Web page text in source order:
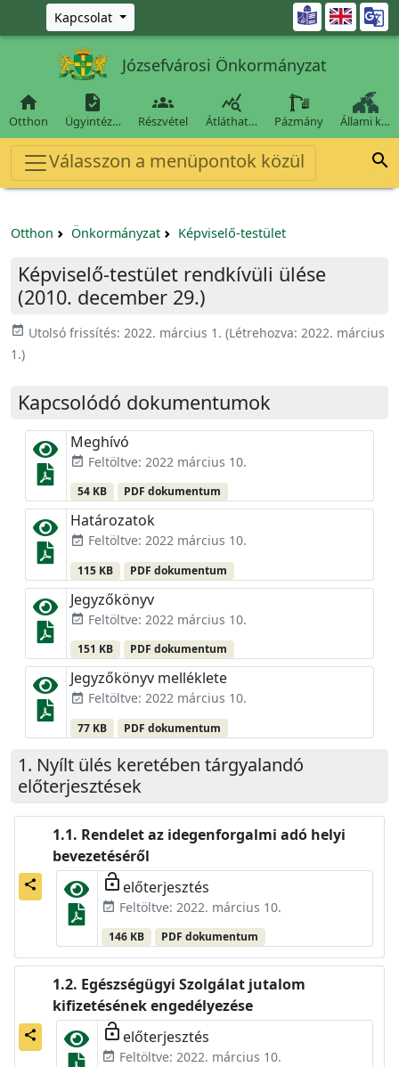
Ugrás a fő tartalomra
Kapcsolat 
Józsefvárosi Önkormányzat

Otthon

Ügyintéz…

Részvétel

Átláthat… Pázmány Állami k…
Válasszon a menüpontok közül 
Otthon Önkormányzat Képviselő-testület
Képviselő-testület rendkívüli ülése
(2010. december 29.)
event_available Utolsó frissítés: 2022. március 1. (Létrehozva: 2022. március
1.)
Kapcsolódó dokumentumok
Meghívó
event_available Feltöltve: 2022 március 10.
54 KB PDF dokumentum
Határozatok
event_available Feltöltve: 2022 március 10.
115 KB PDF dokumentum
Jegyzőkönyv
event_available Feltöltve: 2022 március 10.
151 KB PDF dokumentum
Jegyzőkönyv melléklete
event_available Feltöltve: 2022 március 10.
77 KB PDF dokumentum
Nyílt ülés keretében tárgyalandó
előterjesztések
share
Rendelet az idegenforgalmi adó helyi
bevezetéséről
lock_open előterjesztés
event_available Feltöltve: 2022. március 10.
146 KB PDF dokumentum
share
Egészségügyi Szolgálat jutalom
kifizetésének engedélyezése
lock_open előterjesztés
event_available Feltöltve: 2022. március 10.